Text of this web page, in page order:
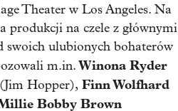
Theater w Los Angeles. Na
produkcji na czele z głównymi
swoich ulubionych bohaterów
m.in.Winona Ryder
(Jim Hopper), Finn Wolfhard
Bobby Brown